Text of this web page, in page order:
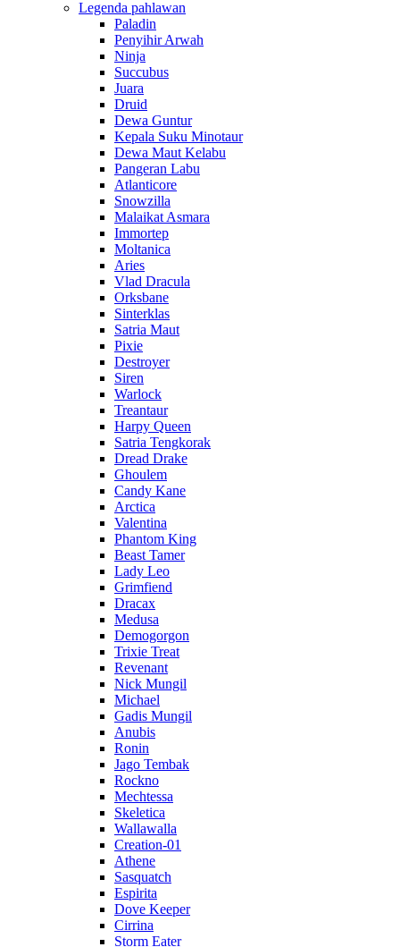
Legenda pahlawan
Paladin
Penyihir Arwah
Ninja
Succubus
Juara
Druid
Dewa Guntur
Kepala Suku Minotaur
Dewa Maut Kelabu
Pangeran Labu
Atlanticore
Snowzilla
Malaikat Asmara
Immortep
Moltanica
Aries
Vlad Dracula
Orksbane
Sinterklas
Satria Maut
Pixie
Destroyer
Siren
Warlock
Treantaur
Harpy Queen
Satria Tengkorak
Dread Drake
Ghoulem
Candy Kane
Arctica
Valentina
Phantom King
Beast Tamer
Lady Leo
Grimfiend
Dracax
Medusa
Demogorgon
Trixie Treat
Revenant
Nick Mungil
Michael
Gadis Mungil
Anubis
Ronin
Jago Tembak
Rockno
Mechtessa
Skeletica
Wallawalla
Creation-01
Athene
Sasquatch
Espirita
Dove Keeper
Cirrina
Storm Eater